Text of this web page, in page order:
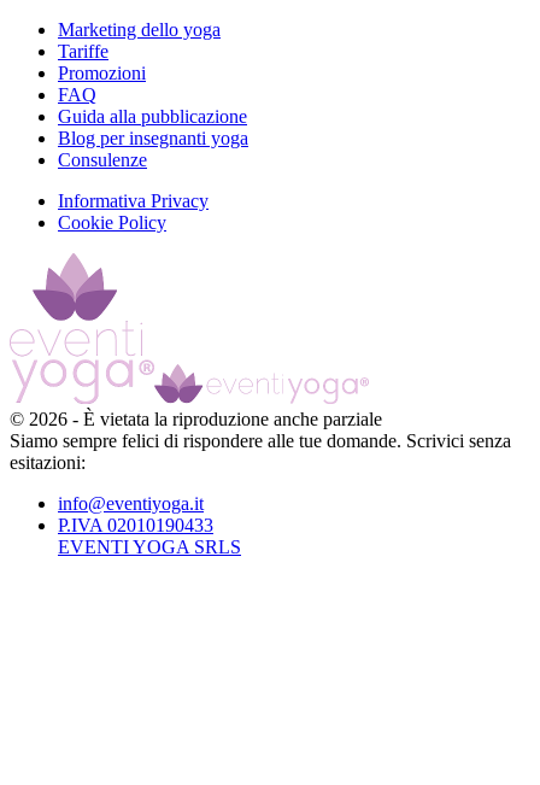
Marketing dello yoga
Tariffe
Promozioni
FAQ
Guida alla pubblicazione
Blog per insegnanti yoga
Consulenze
Informativa Privacy
Cookie Policy
© 2026 - È vietata la riproduzione anche parziale
Siamo sempre felici di rispondere alle tue domande. Scrivici senza
esitazioni:
info@eventiyoga.it
P.IVA 02010190433
EVENTI YOGA SRLS